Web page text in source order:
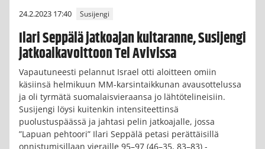
24.2.2023 17:40 Susijengi
Ilari Seppälä jatkoajan kultaranne, Susijengi
jatkoaikavoittoon Tel Avivissa
Vapautuneesti pelannut Israel otti aloitteen omiin
käsiinsä helmikuun MM-karsintaikkunan avausottelussa
ja oli tyrmätä suomalaisvieraansa jo lähtötelineisiin.
Susijengi löysi kuitenkin intensiteettinsä
puolustuspäässä ja jahtasi pelin jatkoajalle, jossa
”Lapuan pehtoori” Ilari Seppälä petasi perättäisillä
onnistumisillaan vieraille 95–97 (46–35, 83–83) -